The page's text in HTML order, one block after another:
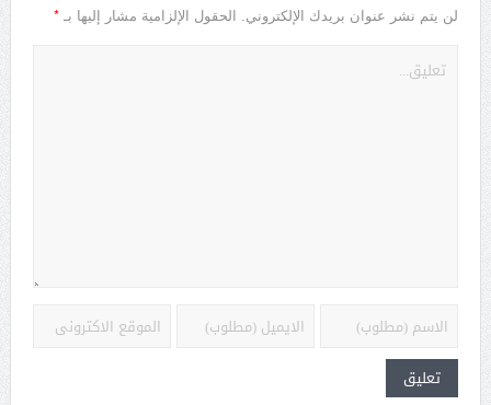
لن يتم نشر عنوان بريدك الإلكتروني. الحقول الإلزامية مشار إليها بـ *